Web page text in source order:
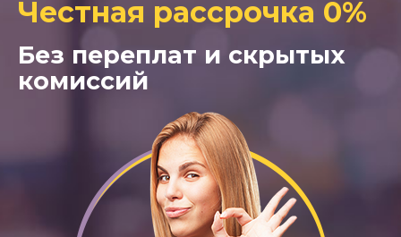
Честная рассрочка 0%
Без переплат и скрытых
комиссий